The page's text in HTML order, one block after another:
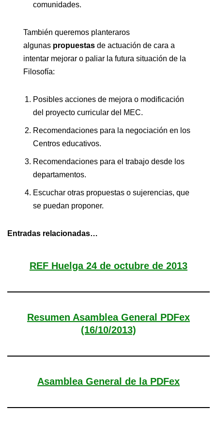
comunidades.
También queremos planteraros
algunas propuestas de actuación de cara a
intentar mejorar o paliar la futura situación de la
Filosofía:
Posibles acciones de mejora o modificación
del proyecto curricular del MEC.
Recomendaciones para la negociación en los
Centros educativos.
Recomendaciones para el trabajo desde los
departamentos.
Escuchar otras propuestas o sujerencias, que
se puedan proponer.
Entradas relacionadas…
REF Huelga 24 de octubre de 2013
Resumen Asamblea General PDFex
(16/10/2013)
Asamblea General de la PDFex